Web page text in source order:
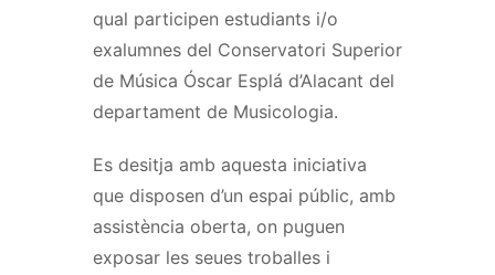
qual participen estudiants i/o
exalumnes del Conservatori Superior
de Música Óscar Esplá d’Alacant del
departament de Musicologia.
Es desitja amb aquesta iniciativa
que disposen d’un espai públic, amb
assistència oberta, on puguen
exposar les seues troballes i